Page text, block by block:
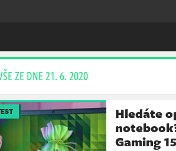
ZE DNE 21. 6. 2020
Hledáte
Gaming 15